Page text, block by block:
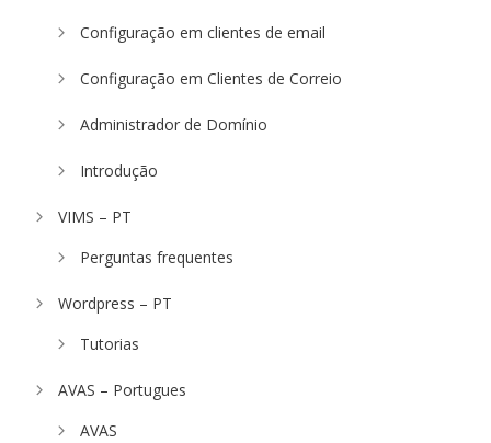
Configuração em clientes de email
Configuração em Clientes de Correio
Administrador de Domínio
Introdução
VIMS – PT
Perguntas frequentes
Wordpress – PT
Tutorias
AVAS – Portugues
AVAS